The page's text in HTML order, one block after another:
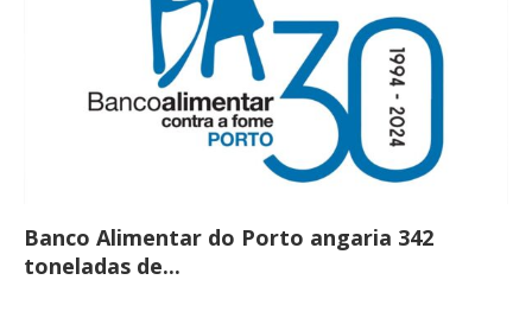
Banco Alimentar do Porto angaria 342
toneladas de...